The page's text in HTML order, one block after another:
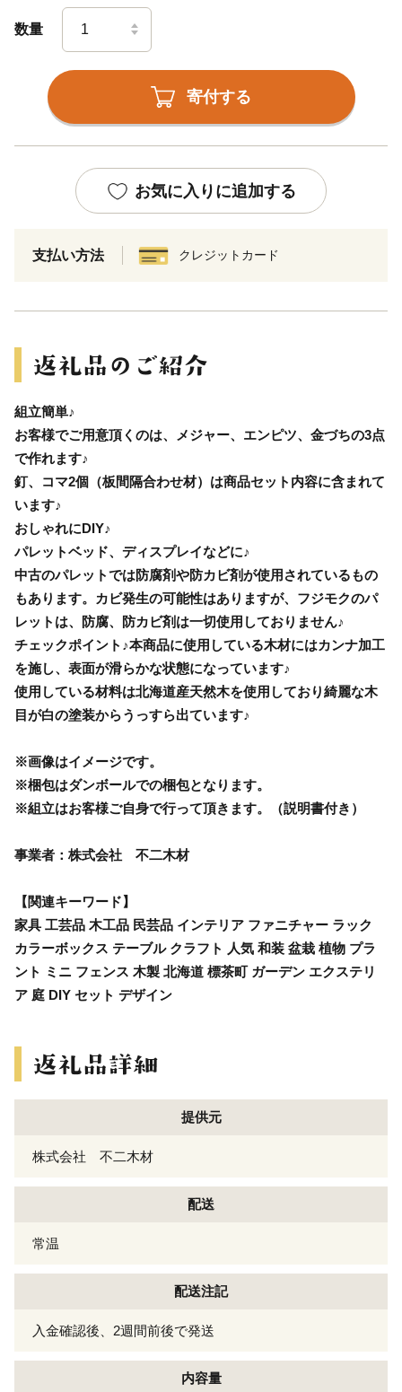
数量
寄付する
お気に入りに追加する
支払い方法 クレジットカード
組立簡単♪
お客様でご用意頂くのは、メジャー、エンピツ、金づちの3点
で作れます♪
釘、コマ2個（板間隔合わせ材）は商品セット内容に含まれて
います♪
おしゃれにDIY♪
パレットベッド、ディスプレイなどに♪
中古のパレットでは防腐剤や防カビ剤が使用されているもの
もあります。カビ発生の可能性はありますが、フジモクのパ
レットは、防腐、防カビ剤は一切使用しておりません♪
チェックポイント♪本商品に使用している木材にはカンナ加工
を施し、表面が滑らかな状態になっています♪
使用している材料は北海道産天然木を使用しており綺麗な木
目が白の塗装からうっすら出ています♪
※画像はイメージです。
※梱包はダンボールでの梱包となります。
※組立はお客様ご自身で行って頂きます。（説明書付き）
事業者：株式会社 不二木材
【関連キーワード】
家具 工芸品 木工品 民芸品 インテリア ファニチャー ラック
カラーボックス テーブル クラフト 人気 和装 盆栽 植物 プラ
ント ミニ フェンス 木製 北海道 標茶町 ガーデン エクステリ
ア 庭 DIY セット デザイン
提供元
株式会社 不二木材
配送
常温
配送注記
入金確認後、2週間前後で発送
内容量